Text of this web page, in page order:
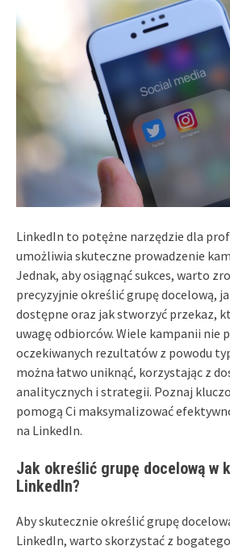
LinkedIn to potężne narzędzie dla
umożliwia skuteczne prowadzenie
Jednak, aby osiągnąć sukces, warto
precyzyjnie określić grupę docelową,
dostępne oraz jak stworzyć przekaz,
uwagę odbiorców. Wiele kampanii nie
oczekiwanych rezultatów z powodu
można łatwo uniknąć, korzystając z
analitycznych i strategii. Poznaj
pomogą Ci maksymalizować
na LinkedIn.
Jak określić grupę docelową w
LinkedIn?
Aby skutecznie określić grupę
LinkedIn, warto skorzystać z